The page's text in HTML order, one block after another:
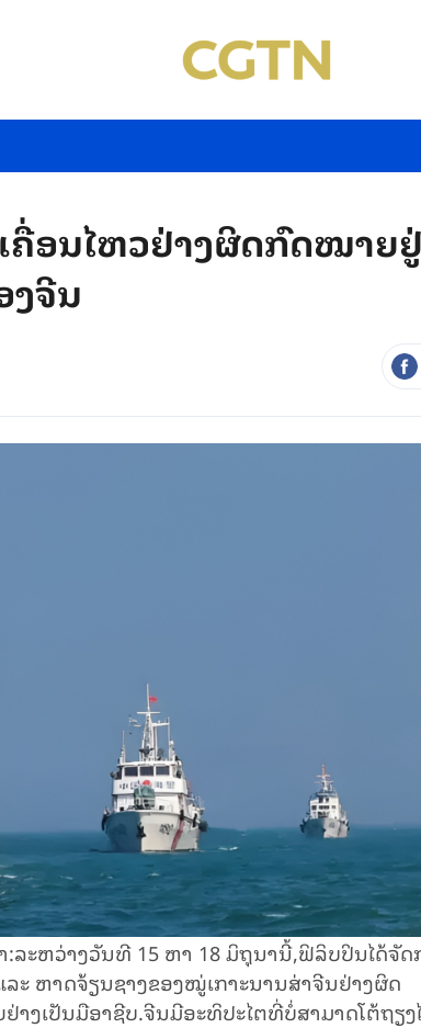
ອນໄຫວຢ່າງຜິດກົດໝາຍຢູ່
ງຈີນ
ະຫວ່າງວັນທີ 15 ຫາ 18 ມິຖຸນານີ້,ຟິລິບປິນໄດ້ຈັດ
ະ ຫາດຈ້ຽນຊາງຂອງໝູ່ເກາະນານສ່າຈີນຢ່າງຜິດ
ເປັນມືອາຊີບ.ຈີນມີອະທິປະໄຕທີ່ບໍ່ສາມາດໂຕ້ຖຽງ